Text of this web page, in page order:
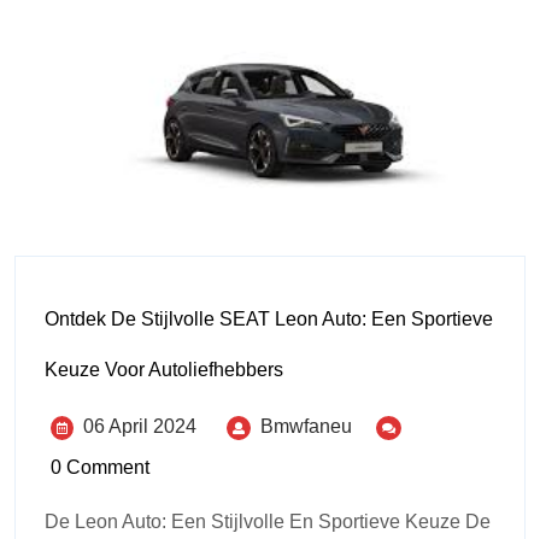
Ontdek De Stijlvolle SEAT Leon Auto: Een Sportieve
Keuze Voor Autoliefhebbers
06 April 2024
Bmwfaneu
0 Comment
De Leon Auto: Een Stijlvolle En Sportieve Keuze De